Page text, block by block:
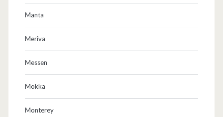
Manta
Meriva
Messen
Mokka
Monterey